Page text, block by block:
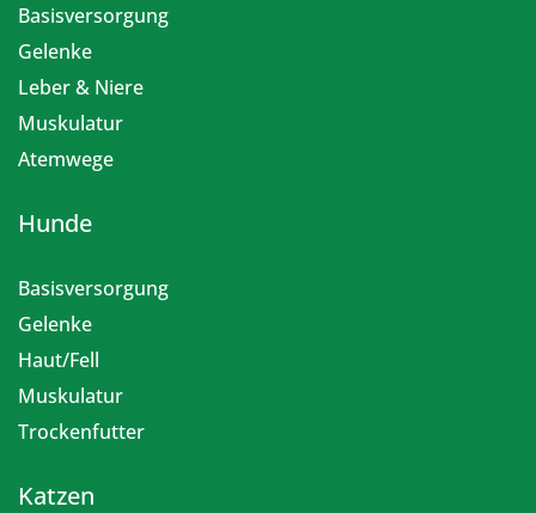
Basisversorgung
Gelenke
Leber & Niere
Muskulatur
Atemwege
Hunde
Basisversorgung
Gelenke
Haut/Fell
Muskulatur
Trockenfutter
Katzen